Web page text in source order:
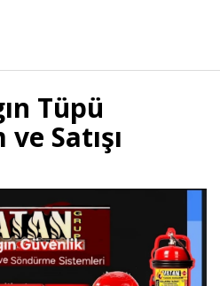
Tüpü
Satışı